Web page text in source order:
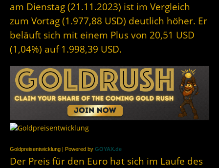
am Dienstag (21.11.2023) ist im Vergleich
zum Vortag (1.977,88 USD) deutlich höher. Er
beläuft sich mit einem Plus von 20,51 USD
(1,04%) auf 1.998,39 USD.
Goldpreisentwicklung | Powered by GOYAX.de
Der Preis für den Euro hat sich im Laufe des